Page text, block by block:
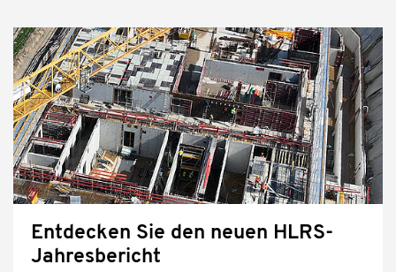
Entdecken Sie den neuen HLRS-
Jahresbericht